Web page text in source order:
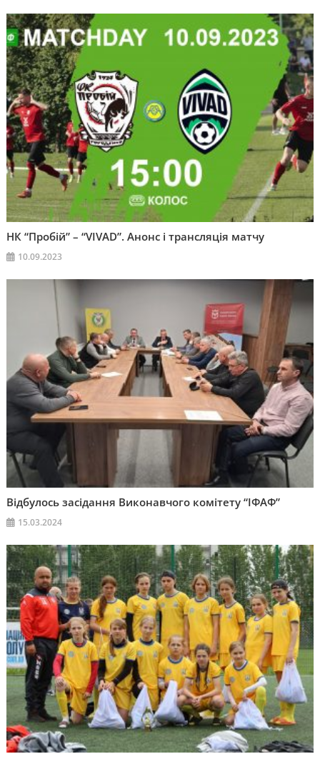
НК “Пробій” – “VIVAD”. Анонс і трансляція матчу
10.09.2023
Відбулось засідання Виконавчого комітету “ІФАФ”
15.03.2024